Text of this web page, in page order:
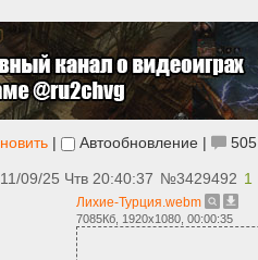
Автообновление 505
11/09/25 Чтв 20:40:37 №3429492 1
Лихие-Турция.webm
7085Кб, 1920x1080, 00:00:35